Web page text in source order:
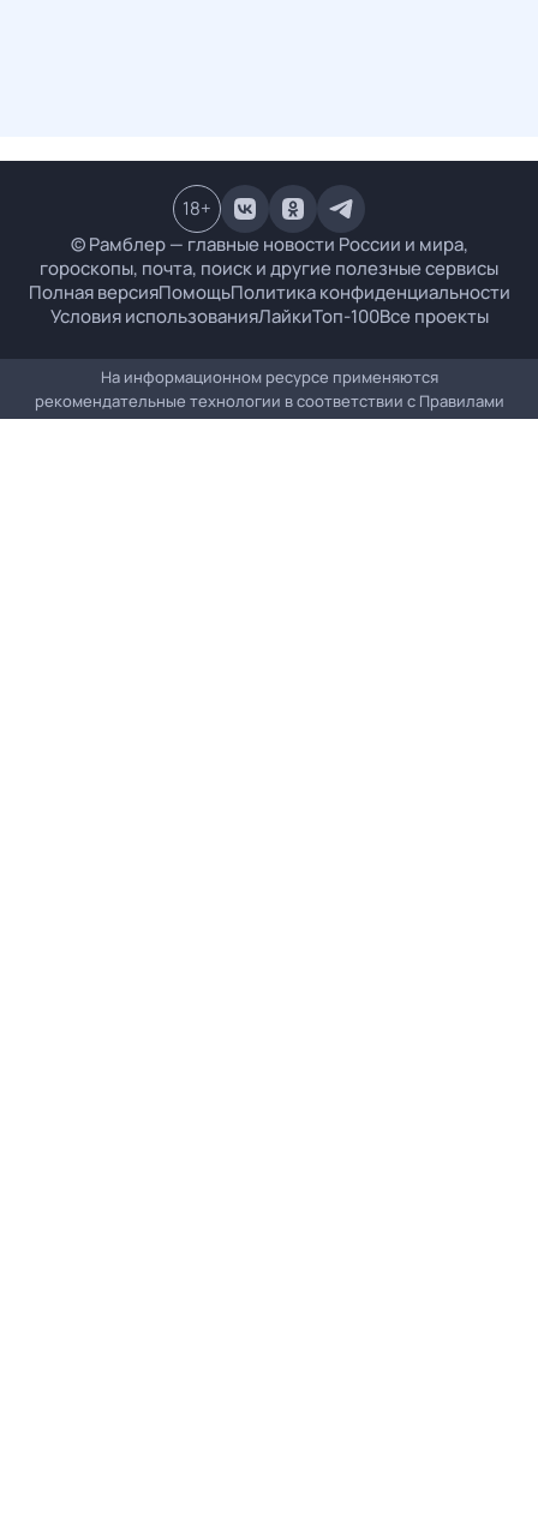
© Рамблер — главные новости России и мира,
гороскопы, почта, поиск и другие полезные сервисы
Полная версияПомощьПолитика конфиденциальности
Условия использованияЛайкиТоп-100Все проекты
18+
На информационном ресурсе применяются
рекомендательные технологии в соответствии с Правилами